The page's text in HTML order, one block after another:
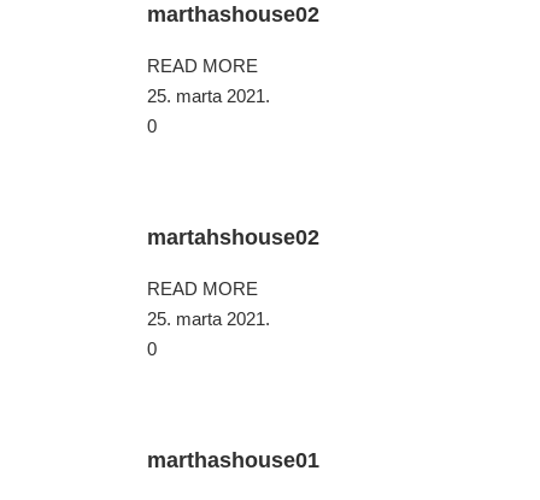
marthashouse02
READ MORE
25. marta 2021.
0
martahshouse02
READ MORE
25. marta 2021.
0
marthashouse01